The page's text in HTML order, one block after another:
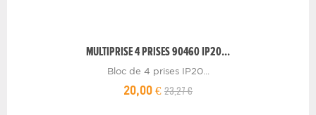
MULTIPRISE 4 PRISES 90460 IP20...
Bloc de 4 prises IP20...
20,00 € 23,27 €